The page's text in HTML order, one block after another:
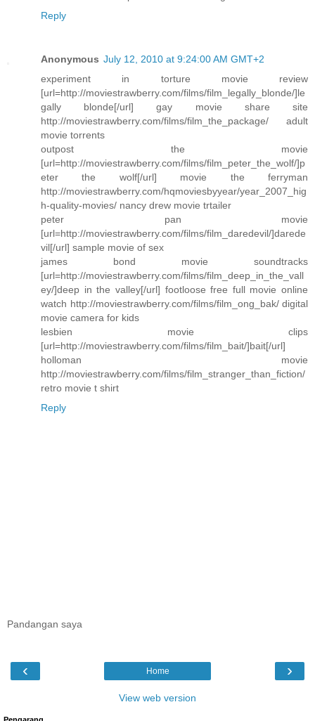
Reply
Anonymous July 12, 2010 at 9:24:00 AM GMT+2
experiment in torture movie review
[url=http://moviestrawberry.com/films/film_legally_blonde/]le
gally blonde[/url] gay movie share site
http://moviestrawberry.com/films/film_the_package/ adult
movie torrents
outpost the movie
[url=http://moviestrawberry.com/films/film_peter_the_wolf/]p
eter the wolf[/url] movie the ferryman
http://moviestrawberry.com/hqmoviesbyyear/year_2007_hig
h-quality-movies/ nancy drew movie trtailer
peter pan movie
[url=http://moviestrawberry.com/films/film_daredevil/]darede
vil[/url] sample movie of sex
james bond movie soundtracks
[url=http://moviestrawberry.com/films/film_deep_in_the_vall
ey/]deep in the valley[/url] footloose free full movie online
watch http://moviestrawberry.com/films/film_ong_bak/ digital
movie camera for kids
lesbien movie clips
[url=http://moviestrawberry.com/films/film_bait/]bait[/url]
holloman movie
http://moviestrawberry.com/films/film_stranger_than_fiction/
retro movie t shirt
Reply
Pandangan saya
‹ ›
Home
View web version